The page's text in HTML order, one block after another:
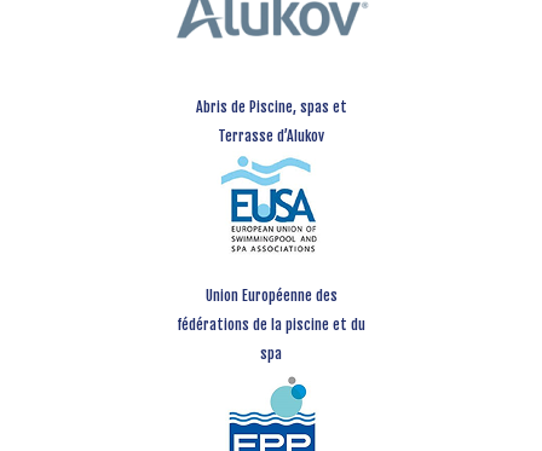
Abris de Piscine, spas et
Terrasse d’Alukov
Union Européenne des
fédérations de la piscine et du
spa